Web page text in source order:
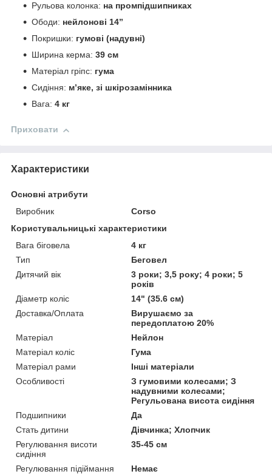
Рульова колонка: на промпідшипниках
Ободи: нейлонові 14’’
Покришки: гумові (надувні)
Ширина керма: 39 см
Матеріал гріпс: гума
Сидіння: м’яке, зі шкірозамінника
Вага: 4 кг
Приховати
Характеристики
Основні атрибути
Виробник
Corso
Користувальницькі характеристики
Вага біговела
4 кг
Тип
Беговел
Дитячий вік
3 роки; 3,5 року; 4 роки; 5
років
Діаметр коліс
14" (35.6 см)
Доставка/Оплата
Вирушаємо за
передоплатою 20%
Матеріал
Нейлон
Матеріал коліс
Гума
Матеріал рами
Інші матеріали
Особливості
З гумовими колесами; З
надувними колесами;
Регульована висота сидіння
Подшипники
Да
Стать дитини
Дівчинка; Хлопчик
Регулювання висоти
сидіння
35-45 см
Регулювання підіймання
Немає